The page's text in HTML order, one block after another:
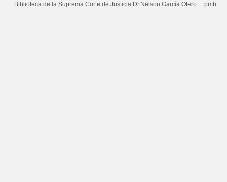
Biblioteca de la Suprema Corte de Justicia Dr.Nelson García Otero pmb